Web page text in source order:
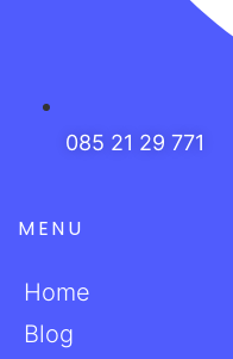
085 21 29 771
MENU
Home
Blog